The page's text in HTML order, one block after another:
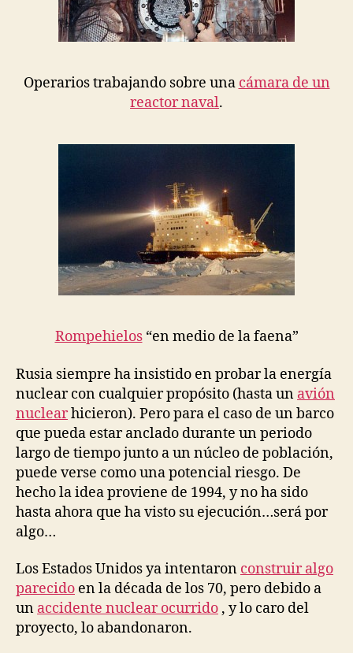
Operarios trabajando sobre una cámara de un
reactor naval.
Rompehielos“en medio de la faena”
Rusia siempre ha insistido en probar la energía
nuclear con cualquier propósito (hasta un avión
nuclearhicieron). Pero para el caso de un barco
que pueda estar anclado durante un periodo
largo de tiempo junto a un núcleo de población,
puede verse como una potencial riesgo. De
hecho la idea proviene de 1994, y no ha sido
hasta ahora que ha visto su ejecución…será por
algo…
Los Estados Unidos ya intentaron construir algo
parecido en la década de los 70, pero debido a
un accidente nuclear ocurrido , y lo caro del
proyecto, lo abandonaron.